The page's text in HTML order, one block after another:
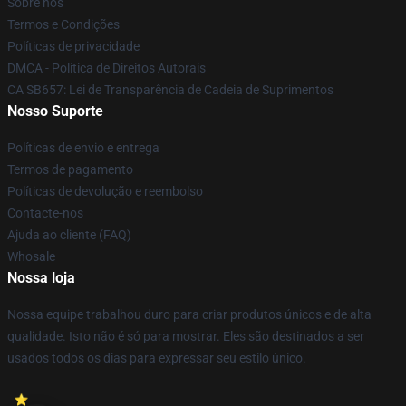
Termos e Condições
Políticas de privacidade
DMCA - Política de Direitos Autorais
CA SB657: Lei de Transparência de Cadeia de Suprimentos
Nosso Suporte
Políticas de envio e entrega
Termos de pagamento
Políticas de devolução e reembolso
Contacte-nos
Ajuda ao cliente (FAQ)
Whosale
Nossa loja
Nossa equipe trabalhou duro para criar produtos únicos e de alta
qualidade. Isto não é só para mostrar. Eles são destinados a ser
usados todos os dias para expressar seu estilo único.